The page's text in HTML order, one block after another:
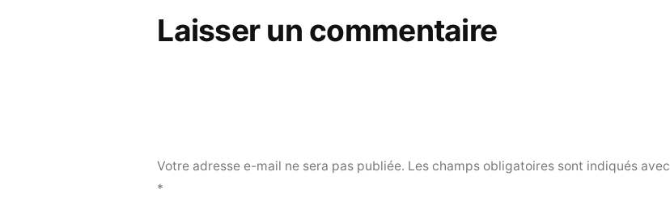
Laisser un commentaire
Votre adresse e-mail ne sera pas publiée. Les champs obligatoires sont indiqués avec
*